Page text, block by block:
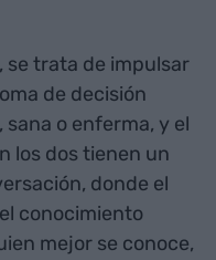
se trata de impulsar
de decisión
o enferma, y el
los dos tienen un
donde el
conocimiento
mejor se conoce,